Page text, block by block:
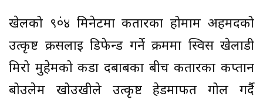
खेलको ९०ं४ मिनेटमा कतारका होमाम अहमदको
उत्कृष्ट क्रसलाई डिफेन्ड गर्ने क्रममा स्विस खेलाडी
मिरो मुहेमको कडा दबाबका बीच कतारका कप्तान
बोउलेम खोउखीले उत्कृष्ट हेडमार्फत गोल गर्दै